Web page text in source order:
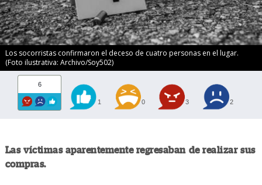
Los socorristas confirmaron el deceso de cuatro personas en el lugar.
(Foto ilustrativa: Archivo/Soy502)
6
1 0 3 2
Las víctimas aparentemente regresaban de realizar sus
compras.